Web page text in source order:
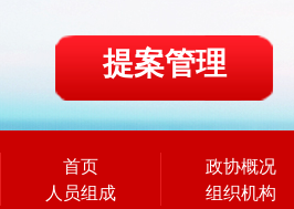
提案管理
首页
人员组成
政协概况
组织机构